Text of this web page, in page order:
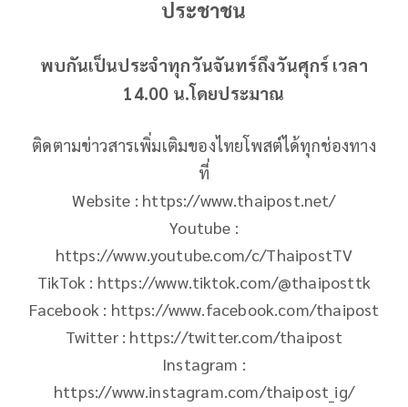
ประชาชน
พบกันเป็นประจำทุกวันจันทร์ถึงวันศุกร์ เวลา
14.00 น.โดยประมาณ
ติดตามข่าวสารเพิ่มเติมของไทยโพสต์ได้ทุกช่องทาง
ที่
Website : https://www.thaipost.net/
Youtube :
https://www.youtube.com/c/ThaipostTV
TikTok : https://www.tiktok.com/@thaiposttk
Facebook : https://www.facebook.com/thaipost
Twitter : https://twitter.com/thaipost
Instagram :
https://www.instagram.com/thaipost_ig/